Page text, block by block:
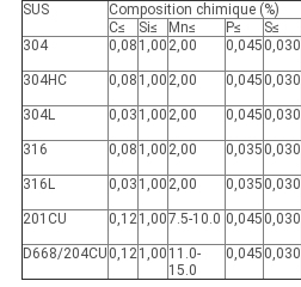
SUS
Composition chimique (%)
C≤
Si≤ Mn≤ P≤ S≤
304
0,08 1,00 2,00 0,045 0,030
304HC 0,08 1,00 2,00 0,045 0,030
304L
0,03 1,00 2,00 0,045 0,030
316 0,08 1,00 2,00 0,035 0,030
316L
0,03 1,00 2,00 0,035 0,030
201CU
0,121,007.5-10.0 0,045 0,030
D668/204CU 0,121,00 11.0-
15.0
0,045 0,030